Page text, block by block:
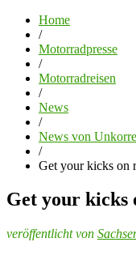
Home
/
Motorradpresse
/
Motorradreisen
/
News
/
News von
/
Get your kicks on
Get your kicks
veröffentlicht von